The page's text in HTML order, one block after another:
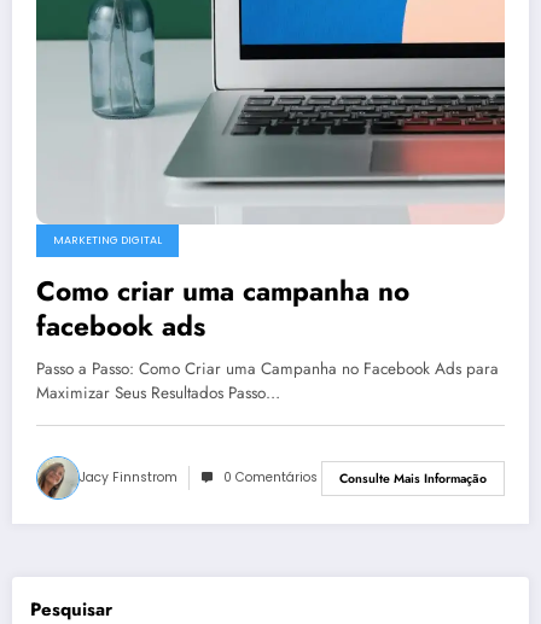
MARKETING DIGITAL
Como criar uma campanha no
facebook ads
Passo a Passo: Como Criar uma Campanha no Facebook Ads para
Maximizar Seus Resultados Passo…
Jacy Finnstrom 0 Comentários Consulte Mais Informação
Pesquisar